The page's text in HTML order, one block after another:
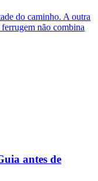
do caminho. A outra
não combina
antes de